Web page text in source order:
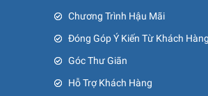
Chương Trình Hậu Mãi
Đóng Góp Ý Kiến Từ Khách Hàng
Góc Thư Giãn
Hỗ Trợ Khách Hàng